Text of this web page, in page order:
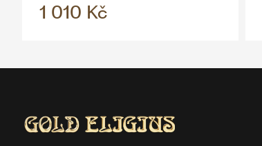
1 010 Kč